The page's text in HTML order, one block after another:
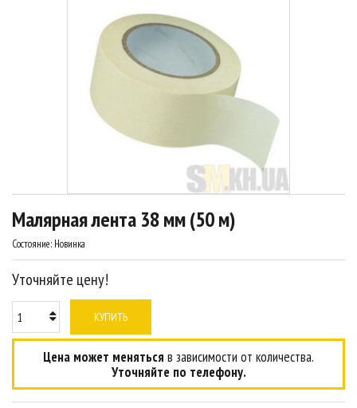
Малярная лента 38 мм (50 м)
Состояние: Новинка
Уточняйте цену!
КУПИТЬ
Цена может меняться в зависимости от количества.
Уточняйте по телефону.